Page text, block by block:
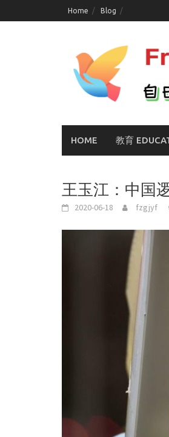
to
Home Blog
HOME 教育
王玉江：中国
2020-06-18 fzgjyf